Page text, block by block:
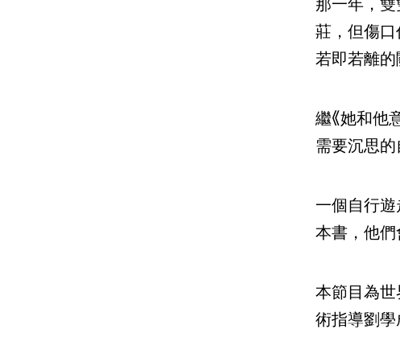
那一年，
莊，但傷
若即若離
繼《她和他
需要沉思的
一個自行
本書，他們
本節目為世
術指導劉